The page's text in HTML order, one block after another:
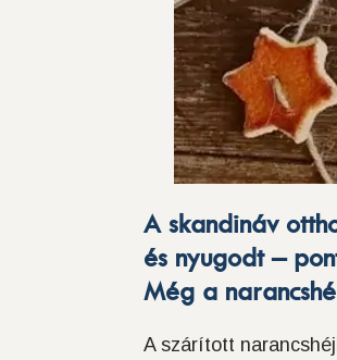
A skandináv
és nyugodt –
Még a
A szárított